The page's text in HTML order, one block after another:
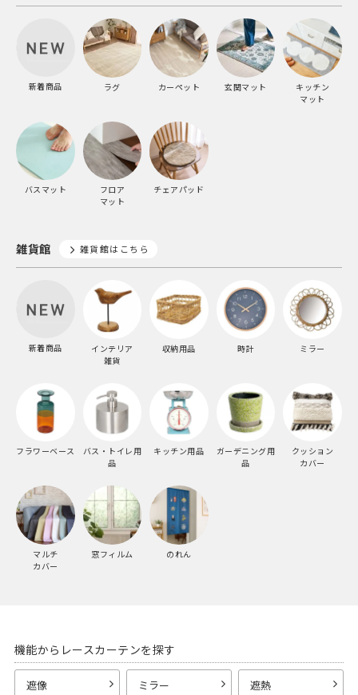
新着商品 ラグ カーペット 玄関マット
キッチン
マット
バスマット
フロア
マット
チェアパッド
雑貨館 雑貨館はこちら
新着商品
インテリア
雑貨
収納用品 時計 ミラー
フラワーベース
バス・トイレ用
品
キッチン用品
ガーデニング用
品
クッション
カバー
マルチ
カバー
窓フィルム のれん
機能からレースカーテンを探す
遮像 ミラー 遮熱